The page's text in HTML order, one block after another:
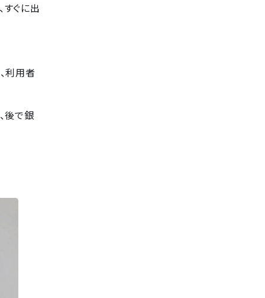
すぐに出
利用者
後で銀